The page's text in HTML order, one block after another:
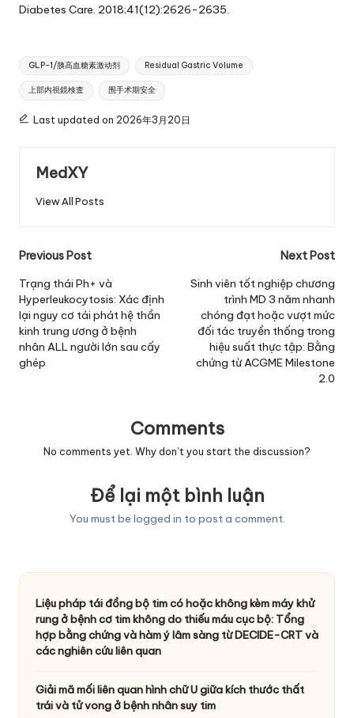
Diabetes Care. 2018;41(12):2626-2635.
Tags:
GLP-1/胰高血糖素激动剂 Residual Gastric Volume
上部内視鏡検査 围手术期安全
Last updated on 2026年3月20日
MedXY
View All Posts
Post
navigation
Previous Post
Trạng thái Ph+ và
Hyperleukocytosis: Xác định
lại nguy cơ tái phát hệ thần
kinh trung ương ở bệnh
nhân ALL người lớn sau cấy
ghép
Next Post
Sinh viên tốt nghiệp chương
trình MD 3 năm nhanh
chóng đạt hoặc vượt mức
đối tác truyền thống trong
hiệu suất thực tập: Bằng
chứng từ ACGME Milestone
2.0
Comments
No comments yet. Why don’t you start the discussion?
Để lại một bình luận
You must be logged in to post a comment.
Liệu pháp tái đồng bộ tim có hoặc không kèm máy khử
rung ở bệnh cơ tim không do thiếu máu cục bộ: Tổng
hợp bằng chứng và hàm ý lâm sàng từ DECIDE-CRT và
các nghiên cứu liên quan
Giải mã mối liên quan hình chữ U giữa kích thước thất
trái và tử vong ở bệnh nhân suy tim